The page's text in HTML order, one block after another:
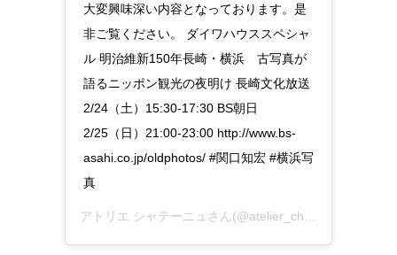
大変興味深い内容となっております。是
非ご覧ください。 ダイワハウススペシャ
ル 明治維新150年長崎・横浜 古写真が
語るニッポン観光の夜明け 長崎文化放送
2/24（土）15:30-17:30 BS朝日
2/25（日）21:00-23:00 http://www.bs-
asahi.co.jp/oldphotos/ #関口知宏 #横浜写
真
アトリエ シャテーニュさん(@atelier_chataigne)がシェアした投稿 –